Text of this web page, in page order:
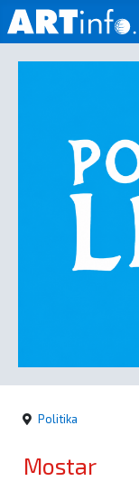
Sport
Kultura
Crna
Politika
Mostar